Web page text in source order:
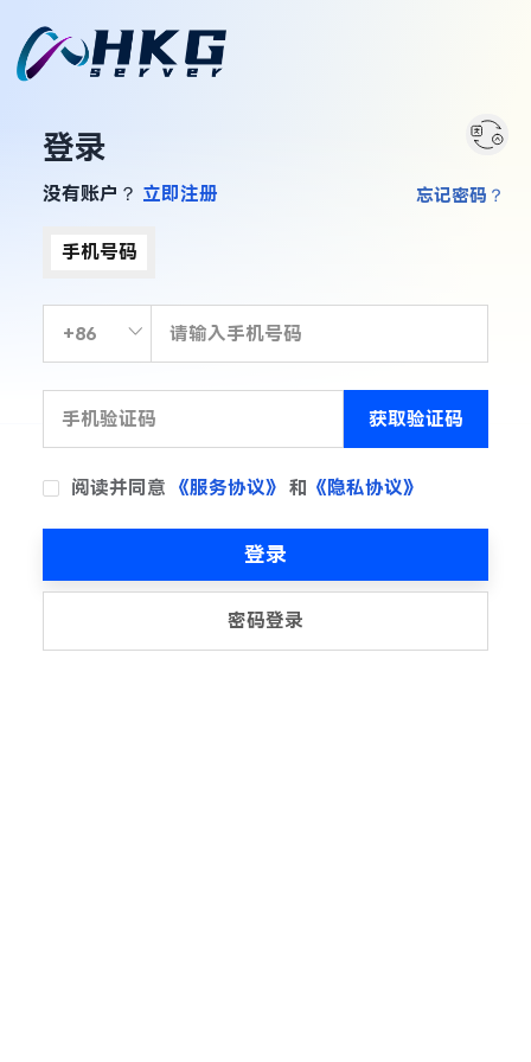
登录
没有账户？ 立即注册
手机号码
获取验证码
阅读并同意 《服务协议》 和 《隐私协议》
忘记密码？
登录
密码登录